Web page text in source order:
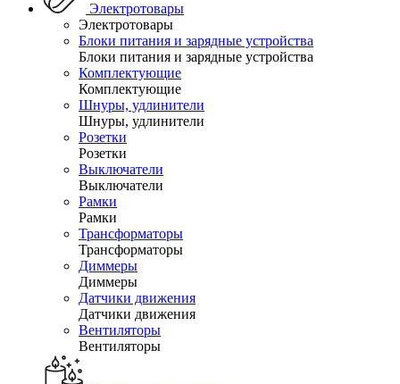
Электротовары
Электротовары
Блоки питания и зарядные устройства
Блоки питания и зарядные устройства
Комплектующие
Комплектующие
Шнуры, удлинители
Шнуры, удлинители
Розетки
Розетки
Выключатели
Выключатели
Рамки
Рамки
Трансформаторы
Трансформаторы
Диммеры
Диммеры
Датчики движения
Датчики движения
Вентиляторы
Вентиляторы